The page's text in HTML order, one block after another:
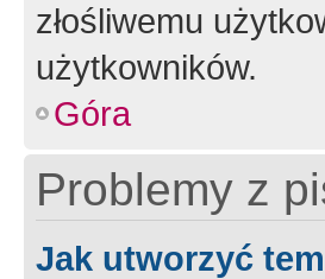
złośliwemu
użytkowników.
Góra
Problemy z
Jak utworzyć